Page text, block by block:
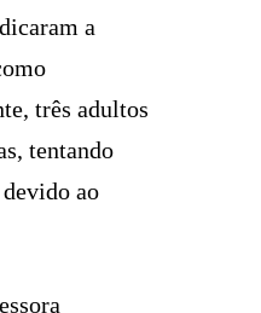
a
três adultos
tentando
ao